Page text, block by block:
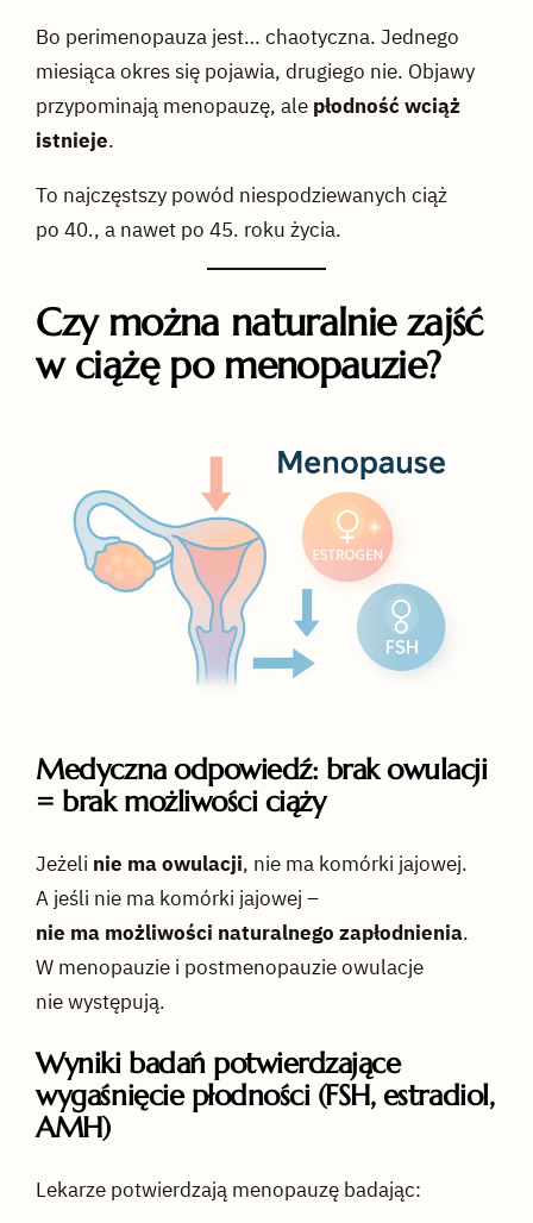
Bo perimenopauza jest… chaotyczna. Jednego
miesiąca okres się pojawia, drugiego nie. Objawy
przypominają menopauzę, ale płodność wciąż
istnieje.
To najczęstszy powód niespodziewanych ciąż
po 40., a nawet po 45. roku życia.
Czy można naturalnie zajść
w ciążę po menopauzie?
Medyczna odpowiedź: brak owulacji
= brak możliwości ciąży
Jeżeli nie ma owulacji, nie ma komórki jajowej.
A jeśli nie ma komórki jajowej –
nie ma możliwości naturalnego zapłodnienia.
W menopauzie i postmenopauzie owulacje
nie występują.
Wyniki badań potwierdzające
wygaśnięcie płodności (FSH, estradiol,
AMH)
Lekarze potwierdzają menopauzę badając: